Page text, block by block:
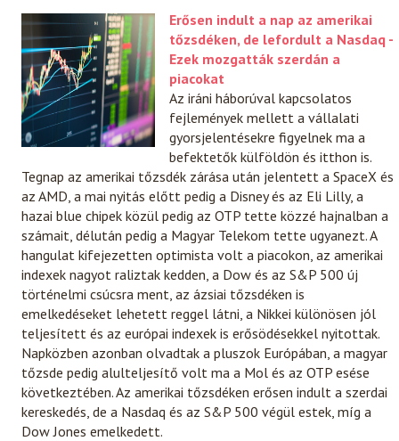
Erősen indult a nap az amerikai
tőzsdéken, de lefordult a Nasdaq -
Ezek mozgatták szerdán a
piacokat
Az iráni háborúval kapcsolatos
fejlemények mellett a vállalati
gyorsjelentésekre figyelnek ma a
befektetők külföldön és itthon is.
Tegnap az amerikai tőzsdék zárása után jelentett a SpaceX és
az AMD, a mai nyitás előtt pedig a Disney és az Eli Lilly, a
hazai blue chipek közül pedig az OTP tette közzé hajnalban a
számait, délután pedig a Magyar Telekom tette ugyanezt. A
hangulat kifejezetten optimista volt a piacokon, az amerikai
indexek nagyot raliztak kedden, a Dow és az S&P 500 új
történelmi csúcsra ment, az ázsiai tőzsdéken is
emelkedéseket lehetett reggel látni, a Nikkei különösen jól
teljesített és az európai indexek is erősödésekkel nyitottak.
Napközben azonban olvadtak a pluszok Európában, a magyar
tőzsde pedig alulteljesítő volt ma a Mol és az OTP esése
következtében. Az amerikai tőzsdéken erősen indult a szerdai
kereskedés, de a Nasdaq és az S&P 500 végül estek, míg a
Dow Jones emelkedett.